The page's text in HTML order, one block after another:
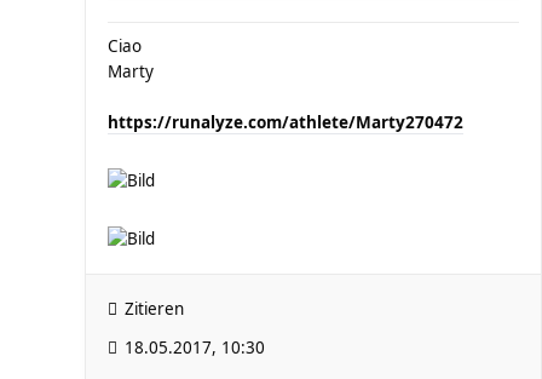
Ciao
Marty
https://runalyze.com/athlete/Marty270472
Zitieren
18.05.2017, 10:30